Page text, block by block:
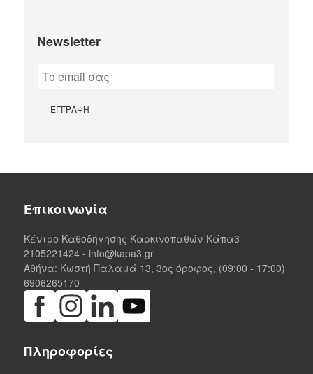
Newsletter
Επικοινωνία
Κέντρο Καθοδήγησης Καρκινοπαθών-Κάπα3
2105221424 - info@kapa3.gr
Αθήνα: Κωστή Παλαμά 13, 3ος όροφος, (09:00 - 17:00)
6906265170
Πληροφορίες